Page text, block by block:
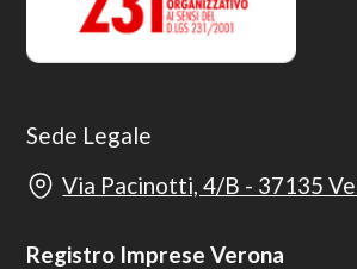
Sede Legale
Via Pacinotti, 4/B - 37135
Registro Imprese Verona